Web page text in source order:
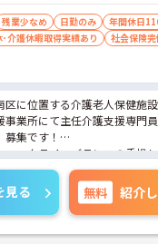
残業少なめ 日勤のみ
年間休日
介護休暇取得実績あり 社会保険
区に位置する介護老人保健施設
事業所にて主任介護支援専門員
募集です！
ワークライフバランスの重視し
。
アットホームな雰囲気が自慢
面接対策ポイントなど、詳細を
でお気軽にご相談ください。
見る 無料 紹介